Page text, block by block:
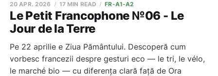
Le Petit Francophone №06 - Le
Jour de la Terre
20 APR. 2026 17 MIN READ FR-A1-A2
Pe 22 aprilie e Ziua Pământului. Descoperă cum
vorbesc francezii despre gesturi eco — le tri, le vélo,
le marché bio — cu diferența clară față de Ora